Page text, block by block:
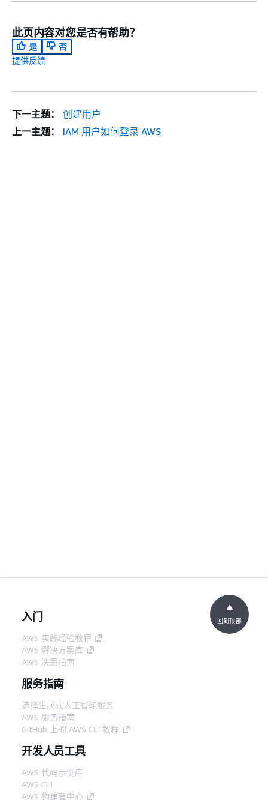
此页内容对您是否有帮助？
是
否
提供反馈
下一主题：
创建用户
上一主题：
IAM 用户如何登录 AWS
入门
AWS 实践经验教程
AWS 解决方案库
AWS 决策指南
服务指南
选择生成式人工智能服务
AWS 服务指南
GitHub 上的 AWS CLI 教程
开发人员工具
AWS 代码示例库
AWS CLI
AWS 构建者中心
回到顶部